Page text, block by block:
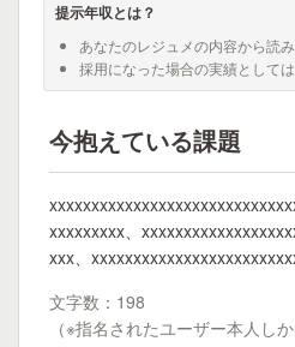
提示年収とは？
あなたのレジュメの内容から読
採用になった場合の実績として
今抱えている課題
xxxxxxxxx、
xxx、
文字数：198
（※指名されたユーザー本人し